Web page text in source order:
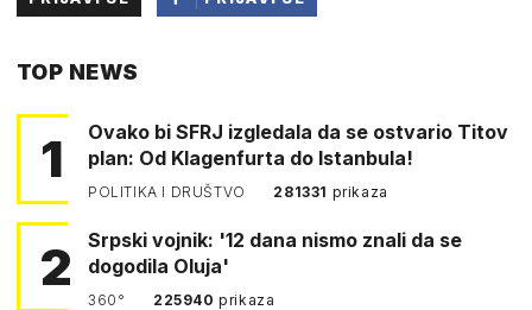
TOP NEWS
1
Ovako bi SFRJ izgledala da se ostvario Titov
plan: Od Klagenfurta do Istanbula!
POLITIKA I DRUŠTVO 281331 prikaza
2
Srpski vojnik: '12 dana nismo znali da se
dogodila Oluja'
360° 225940prikaza